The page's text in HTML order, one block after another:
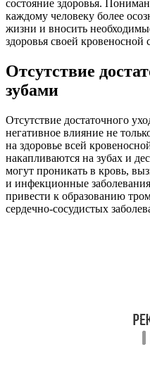
состояние здоровья.
каждому человеку более
жизни и вносить
здоровья своей кровеносной
Отсутствие
зубами
Отсутствие достаточного
негативное влияние не
на здоровье всей
накапливаются на зубах и
могут проникать в кровь,
и инфекционные
привести к образованию
сердечно-сосудистых